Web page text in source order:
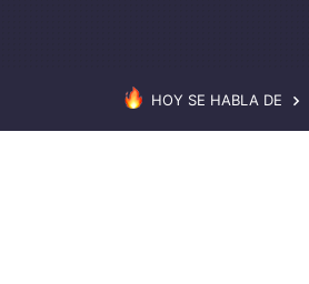
HOY SE HABLA DE